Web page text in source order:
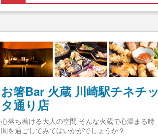
お箸Bar 火蔵 川崎駅チネチッ
タ通り店
心落ち着ける大人の空間 そんな火蔵で心温まる時
間を過ごしてみてはいかがでしょうか？